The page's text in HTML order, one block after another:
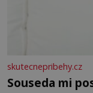
skutecnepribehy.cz
Souseda mi